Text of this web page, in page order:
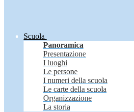
Scuola
Panoramica
Presentazione
I luoghi
Le persone
I numeri della scuola
Le carte della scuola
Organizzazione
La storia